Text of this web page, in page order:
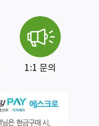
1:1 문의